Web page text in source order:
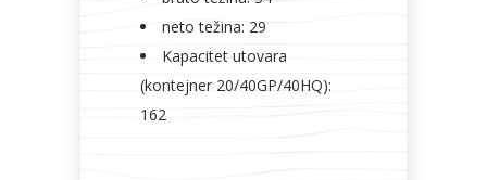
neto težina: 29
Kapacitet utovara
(kontejner 20/40GP/40HQ):
162